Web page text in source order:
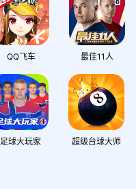
QQ飞车 最佳11人
足球大玩家 超级台球大师